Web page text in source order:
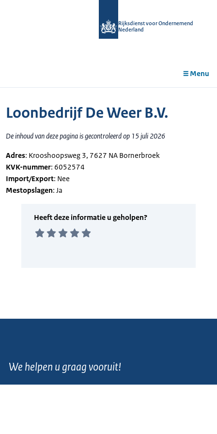
Rijksdienst voor Ondernemend
Nederland
Menu
Loonbedrijf De Weer B.V.
De inhoud van deze pagina is gecontroleerd op 15 juli 2026
Adres: Krooshoopsweg 3, 7627 NA Bornerbroek
KVK-nummer: 6052574
Import/Export: Nee
Mestopslagen: Ja
We helpen u graag vooruit!